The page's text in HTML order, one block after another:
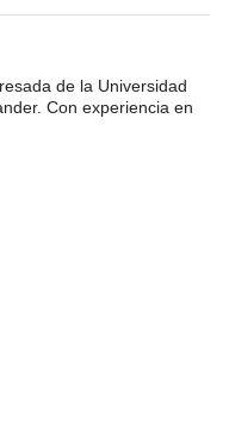
de la Universidad
Con experiencia en